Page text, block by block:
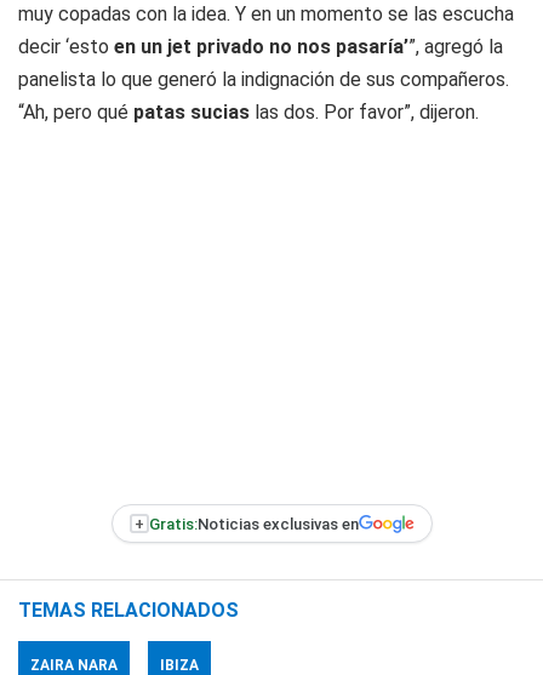
muy copadas con la idea. Y en un momento se las escucha
decir ‘esto en un jet privado no nos pasaría’”, agregó la
panelista lo que generó la indignación de sus compañeros.
“Ah, pero qué patas sucias las dos. Por favor”, dijeron.
+ Gratis:Noticias exclusivas en
TEMAS RELACIONADOS
ZAIRA NARA IBIZA